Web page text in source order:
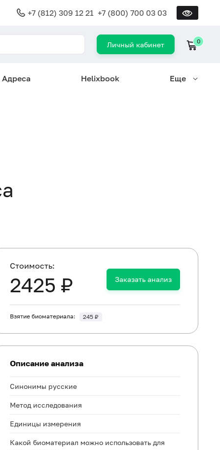
+7 (812) 309 12 21 +7 (800) 700 03 03
Личный кабинет 0
Адреса Helixbook Еще
Cтоимость:
2425 ₽ Заказать анализ
Взятие биоматериала: 245 ₽
Описание анализа
Синонимы русские
Метод исследования
Единицы измерения
Какой биоматериал можно использовать для